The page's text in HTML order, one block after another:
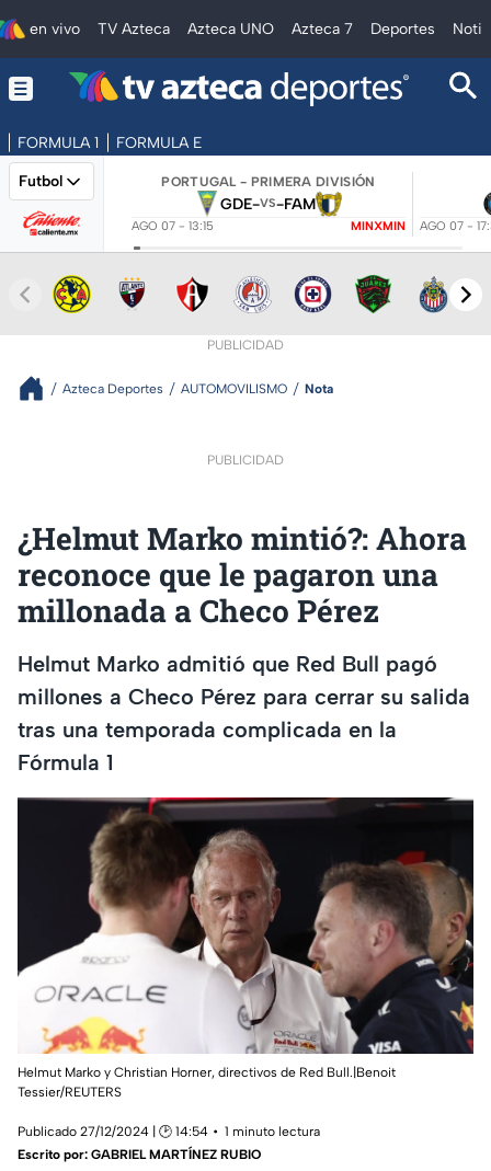
en vivo TV Azteca Azteca UNO Azteca 7 Deportes
FORMULA 1 FORMULA E
Futbol PORTUGAL - PRIMERA DIVISIÓN
GDE-VS-FAM
AGO 07 - 13:15 MINXMIN AGO 07 -
PUBLICIDAD
Azteca Deportes AUTOMOVILISMO Nota
PUBLICIDAD
¿Helmut Marko mintió?: Ahora
reconoce que le pagaron una
millonada a Checo Pérez
Helmut Marko admitió que Red Bull pagó
millones a Checo Pérez para cerrar su salida
tras una temporada complicada en la
Fórmula 1
Helmut Marko y Christian Horner, directivos de Red Bull.|Benoit
Tessier/REUTERS
Publicado 27/12/2024 | 🕑 14:54
1 minuto lectura
Escrito por: GABRIEL MARTÍNEZ RUBIO